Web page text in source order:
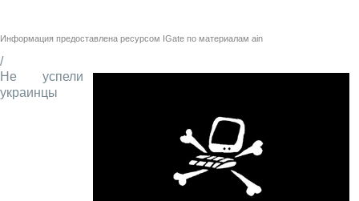
Информация предоставлена ресурсом IGate по материалам ain
/
Не успели
украинцы